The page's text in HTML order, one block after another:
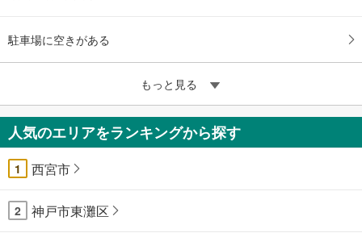
駐車場に空きがある
もっと見る
人気のエリアをランキングから探す
1 西宮市
2 神戸市東灘区